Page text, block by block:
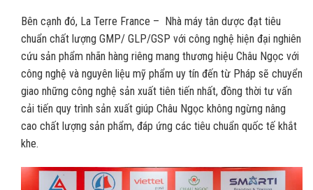
Bên cạnh đó, La Terre France – Nhà máy tân dược đạt tiêu
chuẩn chất lượng GMP/ GLP/GSP với công nghệ hiện đại nghiên
cứu sản phẩm nhãn hàng riêng mang thương hiệu Châu Ngọc với
công nghệ và nguyên liệu mỹ phẩm uy tín đến từ Pháp sẽ chuyển
giao những công nghệ sản xuất tiên tiến nhất, đồng thời tư vấn
cải tiến quy trình sản xuất giúp Châu Ngọc không ngừng nâng
cao chất lượng sản phẩm, đáp ứng các tiêu chuẩn quốc tế khắt
khe.